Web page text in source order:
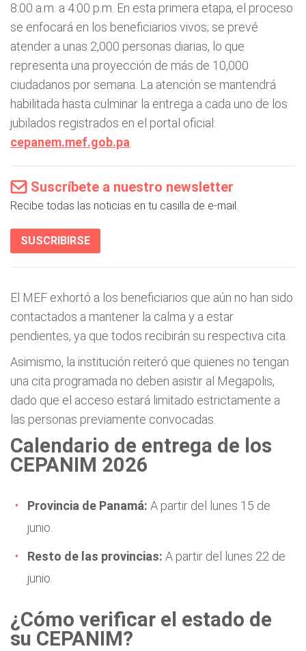
8:00 a.m. a 4:00 p.m. En esta primera etapa, el proceso
se enfocará en los beneficiarios vivos; se prevé
atender a unas 2,000 personas diarias, lo que
representa una proyección de más de 10,000
ciudadanos por semana. La atención se mantendrá
habilitada hasta culminar la entrega a cada uno de los
jubilados registrados en el portal oficial:
cepanem.mef.gob.pa
Suscríbete a nuestro newsletter
Recibe todas las noticias en tu casilla de e-mail.
SUSCRIBIRSE
El MEF exhortó a los beneficiarios que aún no han sido
contactados a mantener la calma y a estar
pendientes, ya que todos recibirán su respectiva cita.
Asimismo, la institución reiteró que quienes no tengan
una cita programada no deben asistir al Megapolis,
dado que el acceso estará limitado estrictamente a
las personas previamente convocadas.
Calendario de entrega de los
CEPANIM 2026
Provincia de Panamá: A partir del lunes 15 de
junio.
Resto de las provincias: A partir del lunes 22 de
junio.
¿Cómo verificar el estado de
su CEPANIM?